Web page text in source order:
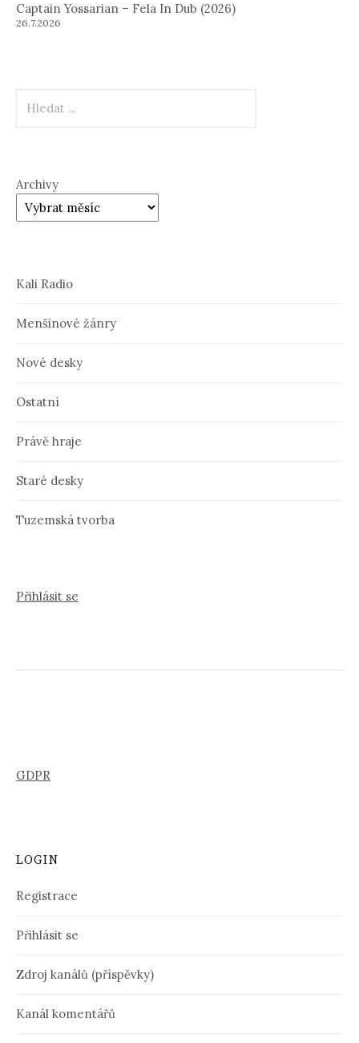
Captain Yossarian – Fela In Dub (2026)
26.7.2026
Archivy
Kali Radio
Menšinové žánry
Nové desky
Ostatní
Právě hraje
Staré desky
Tuzemská tvorba
Přihlásit se
GDPR
LOGIN
Registrace
Přihlásit se
Zdroj kanálů (příspěvky)
Kanál komentářů